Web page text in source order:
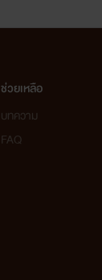
ช่วยเหลือ
บทความ
FAQ